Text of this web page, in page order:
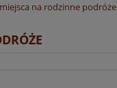
na rodzinne podróże